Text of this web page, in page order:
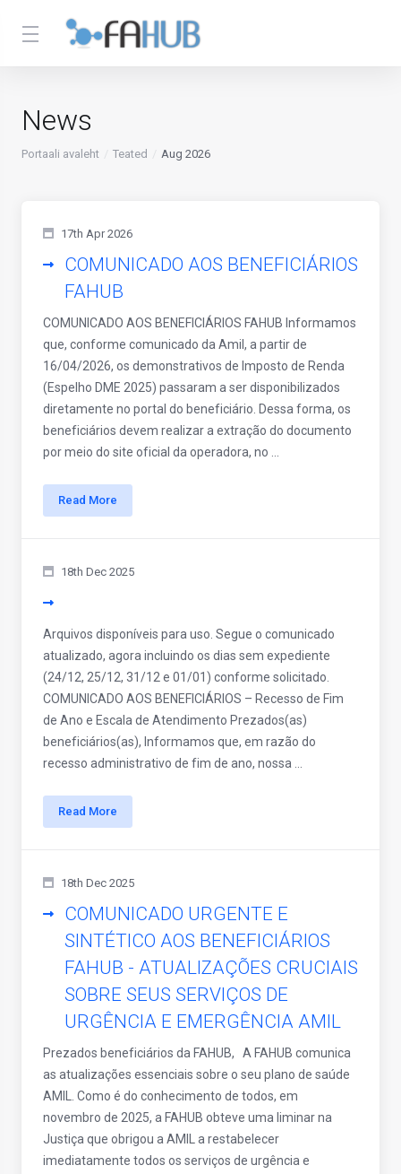
News
Portaali avaleht Teated Aug 2026
17th Apr 2026
COMUNICADO AOS BENEFICIÁRIOS
FAHUB
COMUNICADO AOS BENEFICIÁRIOS FAHUB Informamos
que, conforme comunicado da Amil, a partir de
16/04/2026, os demonstrativos de Imposto de Renda
(Espelho DME 2025) passaram a ser disponibilizados
diretamente no portal do beneficiário. Dessa forma, os
beneficiários devem realizar a extração do documento
por meio do site oficial da operadora, no ...
Read More
18th Dec 2025
Arquivos disponíveis para uso. Segue o comunicado
atualizado, agora incluindo os dias sem expediente
(24/12, 25/12, 31/12 e 01/01) conforme solicitado.
COMUNICADO AOS BENEFICIÁRIOS – Recesso de Fim
de Ano e Escala de Atendimento Prezados(as)
beneficiários(as), Informamos que, em razão do
recesso administrativo de fim de ano, nossa ...
Read More
18th Dec 2025
COMUNICADO URGENTE E
SINTÉTICO AOS BENEFICIÁRIOS
FAHUB - ATUALIZAÇÕES CRUCIAIS
SOBRE SEUS SERVIÇOS DE
URGÊNCIA E EMERGÊNCIA AMIL
Prezados beneficiários da FAHUB, A FAHUB comunica
as atualizações essenciais sobre o seu plano de saúde
AMIL. Como é do conhecimento de todos, em
novembro de 2025, a FAHUB obteve uma liminar na
Justiça que obrigou a AMIL a restabelecer
imediatamente todos os serviços de urgência e